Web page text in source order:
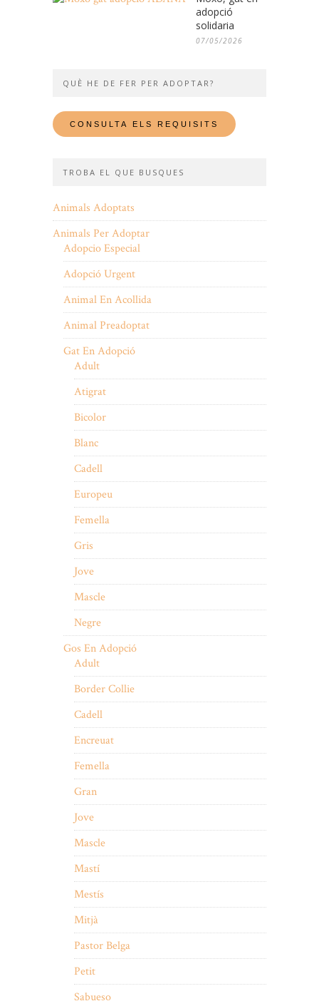
adopció
solidaria
07/05/2026
QUÈ HE DE FER PER ADOPTAR?
TROBA EL QUE BUSQUES
Animals Adoptats
Animals Per Adoptar
Adopcio Especial
Adopció Urgent
Animal En Acollida
Animal Preadoptat
Gat En Adopció
Adult
Atigrat
Bicolor
Blanc
Cadell
Europeu
Femella
Gris
Jove
Mascle
Negre
Gos En Adopció
Adult
Border Collie
Cadell
Encreuat
Femella
Gran
Jove
Mascle
Mastí
Mestís
Mitjà
Pastor Belga
Petit
Sabueso